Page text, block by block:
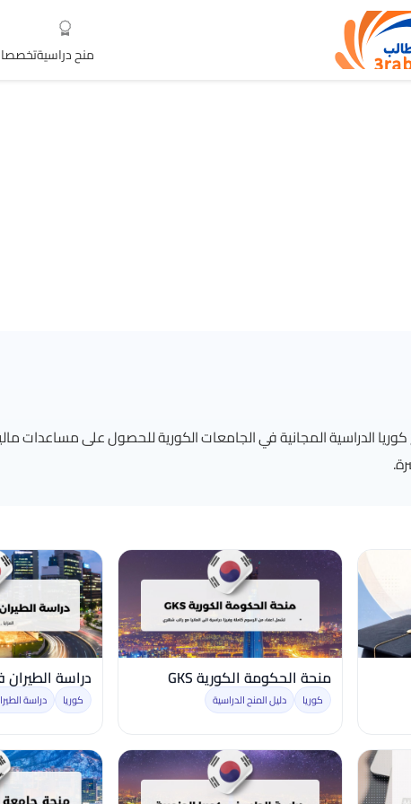
منح دراسية
الدراسية المجانية في الجامعات الكورية للحصول على
منحة الحكومة الكورية GKS
كوريا دليل المنح الدراسية
دراسة الطيران
كوريا دراسة